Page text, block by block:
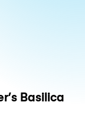
Basilica